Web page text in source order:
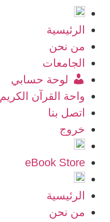
الرئيسية
من نحن
الجامعات
لوحة حسابي
واحة القرآن الكريم
اتصل بنا
خروج
eBook Store
الرئيسية
من نحن